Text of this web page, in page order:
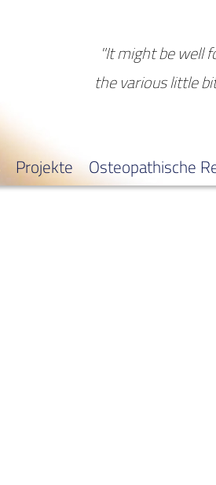
"It might be well
the various little
Osteopathische
Projekte